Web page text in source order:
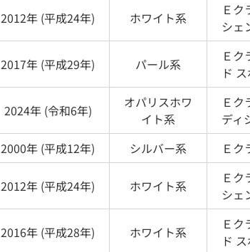
2012年 (平成24年) ホワイト系 Ｅク
シェ
2017年 (平成29年) パール系 Ｅク
ド
2024年 (令和6年)
オパリスホワ
イト系
Ｅク
ディ
2000年 (平成12年) シルバー系 Ｅク
2012年 (平成24年) ホワイト系 Ｅク
シェ
2016年 (平成28年) ホワイト系 Ｅク
ド